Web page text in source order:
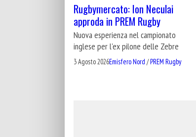
Rugbymercato: Ion Neculai
approda in PREM Rugby
Nuova esperienza nel campionato
inglese per l'ex pilone delle Zebre
3 Agosto 2026Emisfero Nord /PREM Rugby